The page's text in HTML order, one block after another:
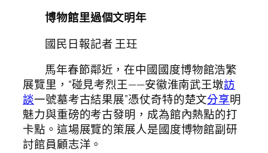
博物館里過個文明年
國民日報記者 王玨
馬年春節鄰近，在中國國度博物館浩繁
展覽里，“碰見考烈王——安徽淮南武王墩訪
談一號墓考古結果展”憑仗奇特的楚文分享明
魅力與重磅的考古發明，成為館內熱點的打
卡點。這場展覽的策展人是國度博物館副研
討館員顧志洋。